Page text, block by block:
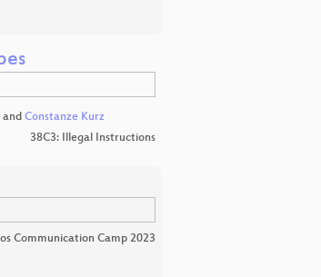
and Constanze Kurz
38C3: Illegal Instructions
Communication Camp 2023